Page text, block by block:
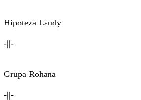
Hipoteza Laudy
-||-
Grupa Rohana
-||-